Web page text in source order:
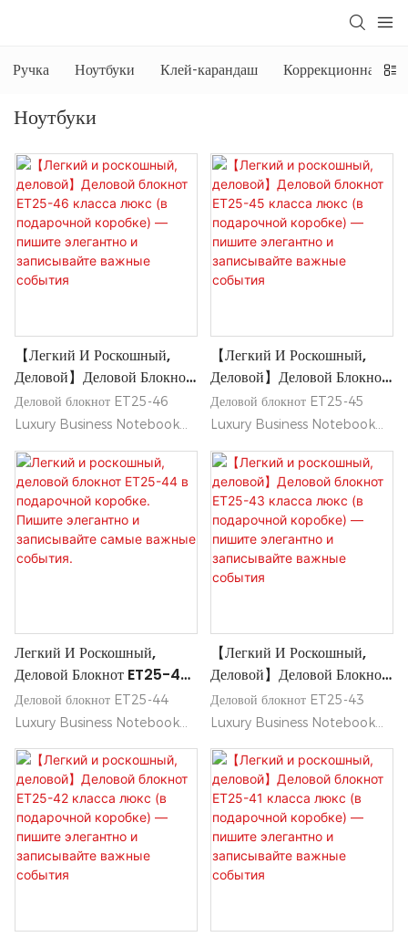
Ручка Ноутбуки Клей-карандаш Коррекционная
Ноутбуки
【Легкий И Роскошный,
Деловой】Деловой Блокнот
ET25-46 Класса Люкс (в
Подарочной Коробке) —
Записывайте Важные
События
Деловой блокнот ET25-46
Luxury Business Notebook
сочетает в себе элегантный,
легкий дизайн и изысканный
профессиональный внешний
вид, идеально подходящий для
деловой обстановки.
Поставляемый в стильной
изяществом и стильно
запечатлевать самые смелые
идеи.
【Легкий И Роскошный,
Деловой】Деловой Блокнот
ET25-45 Класса Люкс (в
Подарочной Коробке) —
Записывайте Важные
События
Деловой блокнот ET25-45
Luxury Business Notebook
сочетает в себе элегантный,
легкий дизайн и изысканный
профессиональный внешний
вид, идеально подходящий для
деловой обстановки.
Поставляемый в стильной
подарочной коробке, он
изяществом и стильно
запечатлевать самые смелые
идеи.
Легкий И Роскошный,
Деловой Блокнот ET25-44
В Подарочной Коробке.
Пишите Элегантно И
События.
Деловой блокнот ET25-44
Luxury Business Notebook
сочетает в себе элегантный,
легкий дизайн и изысканный
профессиональный внешний
вид, идеально подходящий для
деловой обстановки.
Поставляемый в стильной
подарочной коробке, он
изяществом и стильно
【Легкий И Роскошный,
Деловой】Деловой Блокнот
ET25-43 Класса Люкс (в
Подарочной Коробке) —
Записывайте Важные
События
Деловой блокнот ET25-43
Luxury Business Notebook
сочетает в себе элегантный,
легкий дизайн и изысканный
профессиональный внешний
вид, идеально подходящий для
деловой обстановки.
Поставляемый в стильной
подарочной коробке, он
изяществом и стильно